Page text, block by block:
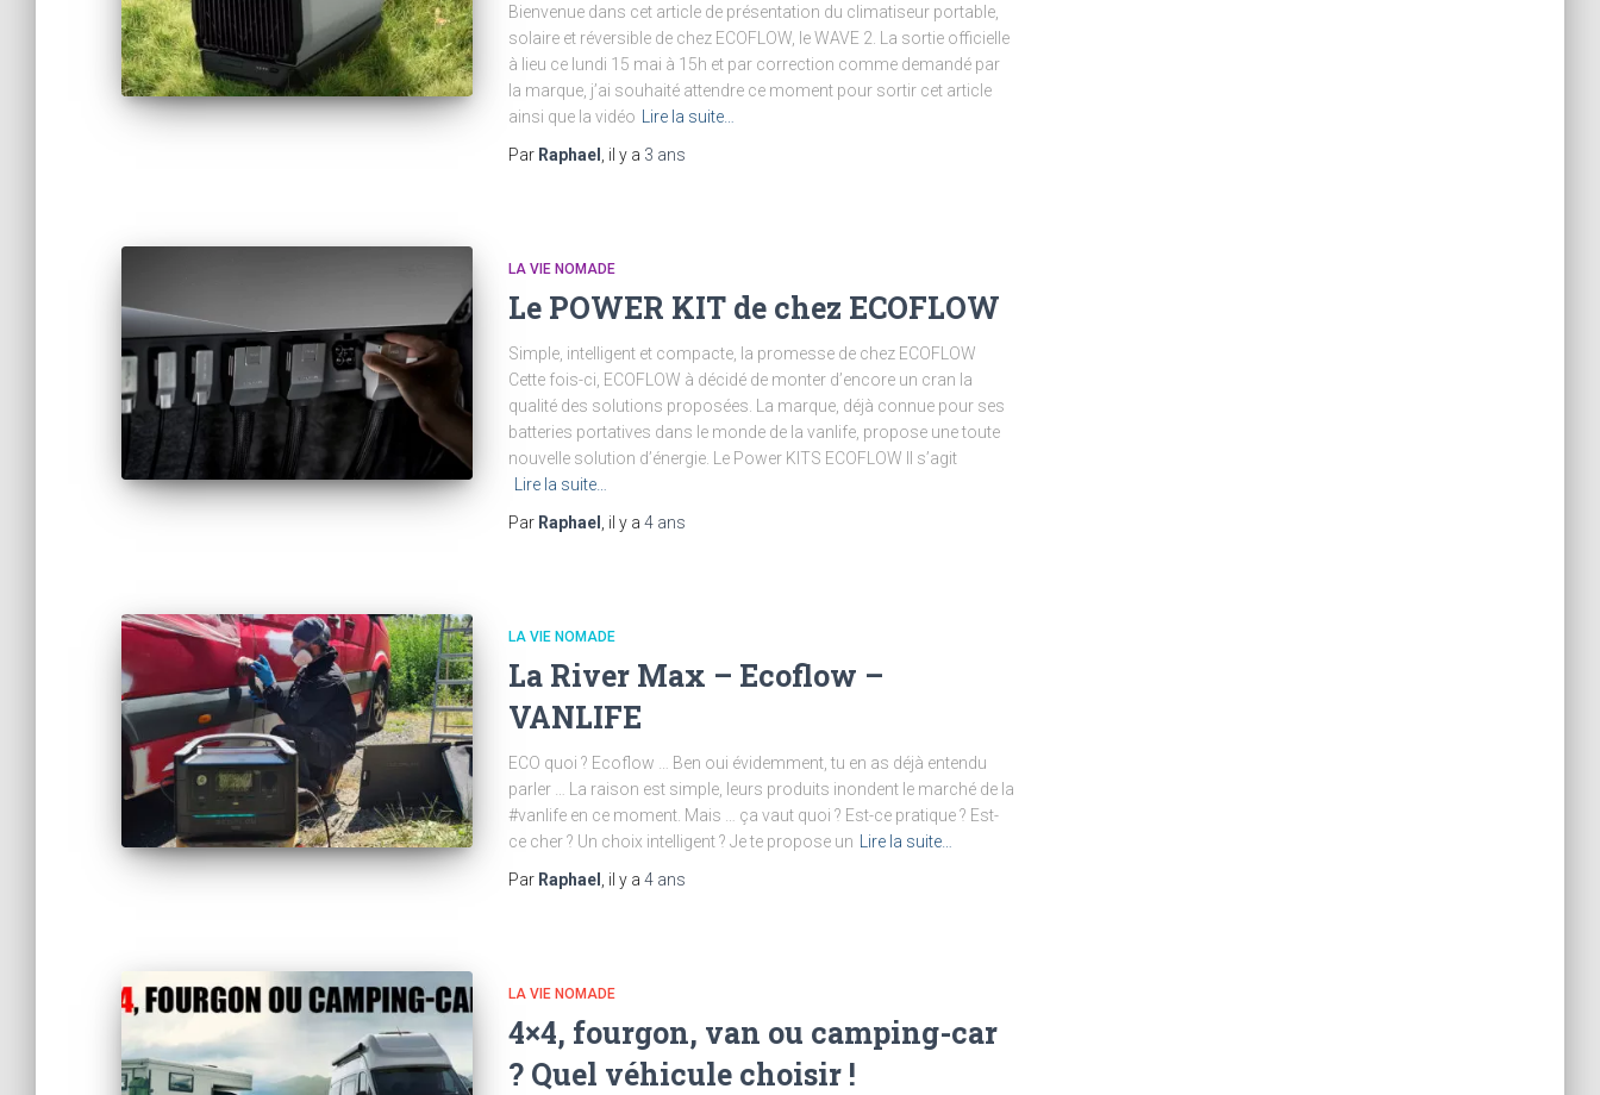
Bienvenue dans cet article de présentation du climatiseur portable,
solaire et réversible de chez ECOFLOW, le WAVE 2. La sortie officielle
à lieu ce lundi 15 mai à 15h et par correction comme demandé par
la marque, j’ai souhaité attendre ce moment pour sortir cet article
ainsi que la vidéo
Lire la suite…
Par Raphael , il y a 3 ans
LA VIE NOMADE
Le POWER KIT de chez ECOFLOW
Simple, intelligent et compacte, la promesse de chez ECOFLOW
Cette fois-ci, ECOFLOW à décidé de monter d’encore un cran la
qualité des solutions proposées. La marque, déjà connue pour ses
batteries portatives dans le monde de la vanlife, propose une toute
nouvelle solution d’énergie. Le Power KITS ECOFLOW Il s’agit
Lire la suite…
Par Raphael , il y a 4 ans
LA VIE NOMADE
La River Max – Ecoflow –
VANLIFE
ECO quoi ? Ecoflow … Ben oui évidemment, tu en as déjà entendu
parler … La raison est simple, leurs produits inondent le marché de la
#vanlife en ce moment. Mais … ça vaut quoi ? Est-ce pratique ? Est-
ce cher ? Un choix intelligent ? Je te propose un
Lire la suite…
Par Raphael , il y a 4 ans
LA VIE NOMADE
4×4, fourgon, van ou camping-car
? Quel véhicule choisir !